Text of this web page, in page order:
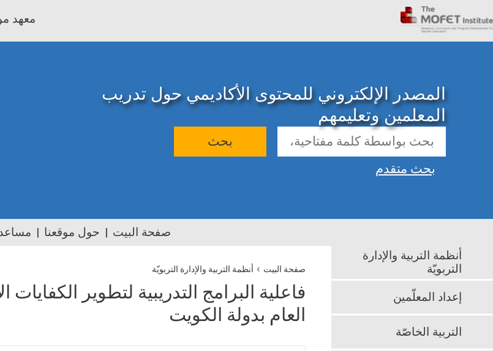
معهد
المصدر الإلكتروني للمحتوى الأكاديمي حول تدريب
المعلمين وتعليمهم
بحث
بحث متقدم
صفحة البيت حول موقعنا
صفحة البيت › أنظمة التربية والإدارة التربويّة
فاعلية البرامج التدريبية لتطوير
العام بدولة الكويت
أنظمة التربية والإدارة
التربويّة
إعداد المعلّمين
التربية الخاصّة